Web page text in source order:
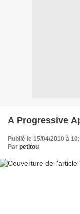
A Progressive
Publié le 15/04/2010 à
Par petitou